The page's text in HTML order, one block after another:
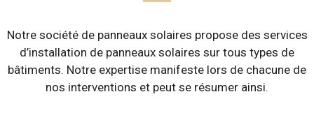
Notre société de panneaux solaires propose des services
d’installation de panneaux solaires sur tous types de
bâtiments. Notre expertise manifeste lors de chacune de
nos interventions et peut se résumer ainsi.